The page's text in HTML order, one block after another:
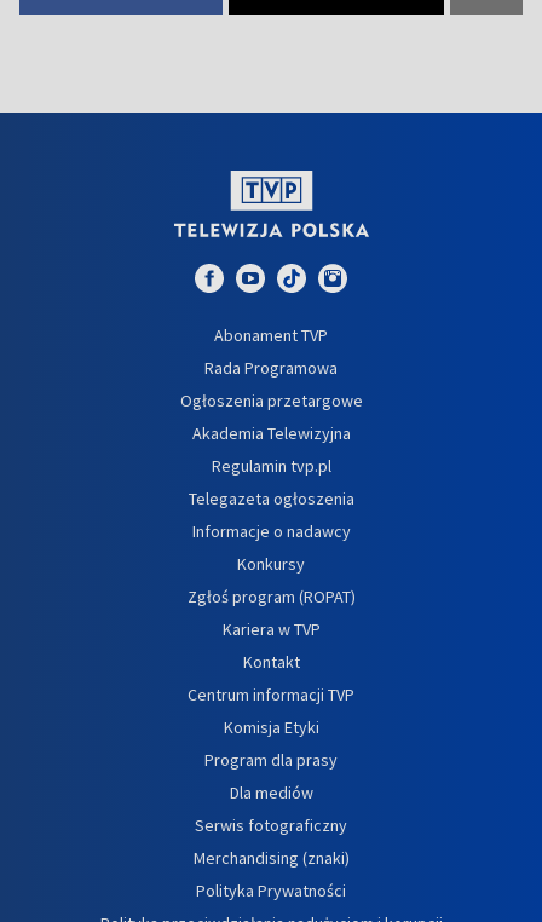
Abonament TVP
Rada Programowa
Ogłoszenia przetargowe
Akademia Telewizyjna
Regulamin tvp.pl
Telegazeta ogłoszenia
Informacje o nadawcy
Konkursy
Zgłoś program (ROPAT)
Kariera w TVP
Kontakt
Centrum informacji TVP
Komisja Etyki
Program dla prasy
Dla mediów
Serwis fotograficzny
Merchandising (znaki)
Polityka Prywatności